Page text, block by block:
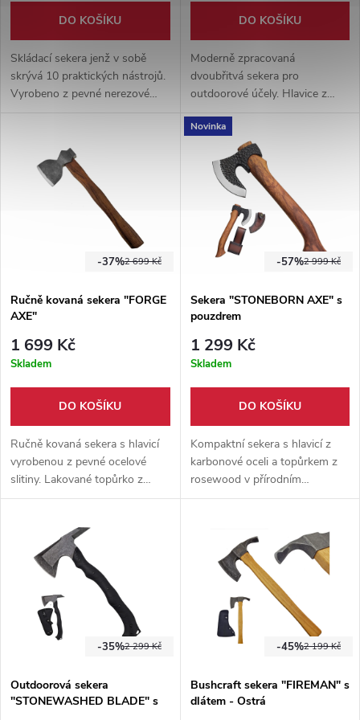
DO KOŠÍKU
Skládací sekera jenž v sobě
skrývá 10 praktických nástrojů.
Vyrobeno z pevné nerezové
hlavici sekery.
DO KOŠÍKU
Moderně zpracovaná
dvoubřitvá sekera pro
outdoorové účely. Hlavice z
protiskluzová rukojeť. Nylonové
pouzdro součástí balení.
2 699 Kč
-37%
Ručně kovaná sekera "FORGE
AXE"
1 699 Kč
Skladem
DO KOŠÍKU
Ručně kovaná sekera s hlavicí
vyrobenou z pevné ocelové
slitiny. Lakované topůrko z
růžového dřeva. Nástroj vhodný
Novinka
2 999 Kč
-57%
Sekera "STONEBORN AXE" s
pouzdrem
1 299 Kč
Skladem
DO KOŠÍKU
Kompaktní sekera s hlavicí z
karbonové oceli a topůrkem z
rosewood v přírodním
outdoorovém stylu. Dodává se
na opasek z umělé kůže.
2 299 Kč
-35%
Outdoorová sekera
"STONEWASHED BLADE" s
2 199 Kč
-45%
Bushcraft sekera "FIREMAN" s
dlátem - Ostrá